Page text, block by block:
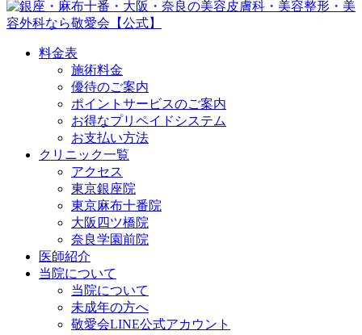
料金表
施術料金
優待のご案内
ポイントサービスのご案内
お得なプリペイドシステム
お支払い方法
クリニック一覧
アクセス
東京銀座院
東京麻布十番院
大阪四ツ橋院
奈良学園前院
医師紹介
当院について
当院について
未成年の方へ
敬愛会LINE公式アカウント